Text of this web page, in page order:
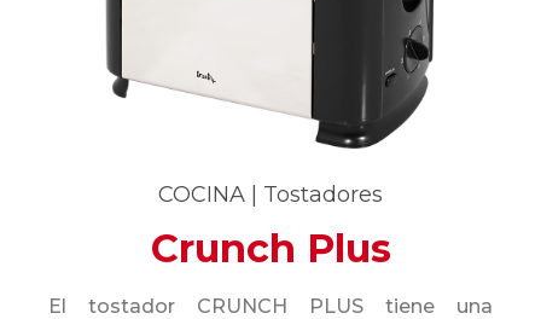
COCINA | Tostadores
Crunch Plus
El tostador CRUNCH PLUS tiene una